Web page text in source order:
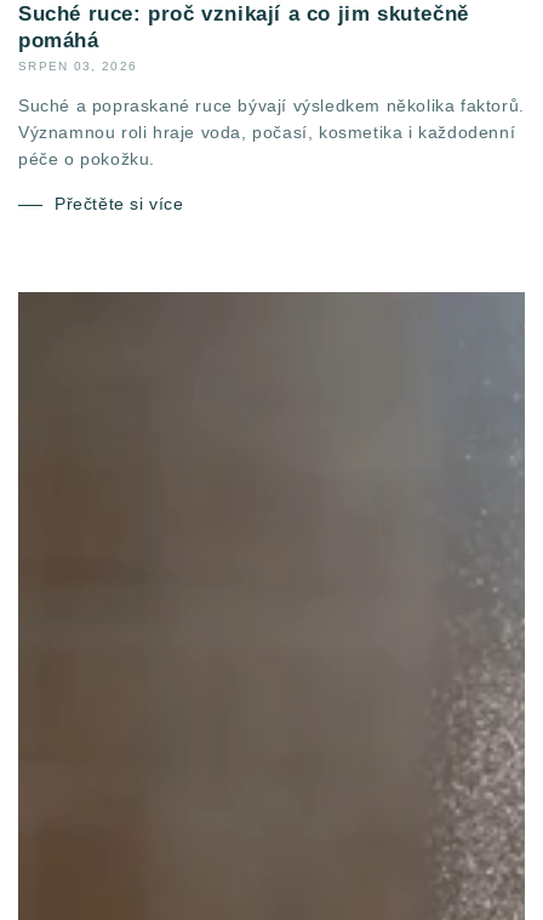
Suché ruce: proč vznikají a co jim skutečně
pomáhá
SRPEN 03, 2026
Suché a popraskané ruce bývají výsledkem několika faktorů.
Významnou roli hraje voda, počasí, kosmetika i každodenní
péče o pokožku.
Přečtěte si více